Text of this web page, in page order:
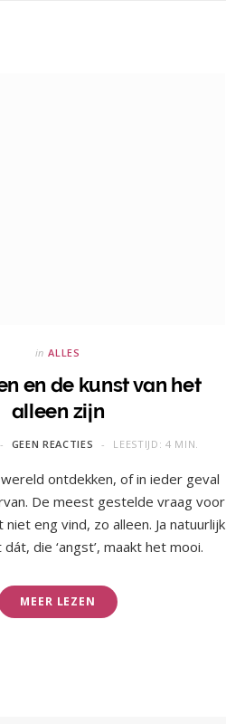
in ALLES
en de kunst van het
alleen zijn
GEEN REACTIES LEESTIJD: 4 MIN.
ontdekken, of in ieder geval
De meest gestelde vraag voor
eng vind, zo alleen. Ja natuurlijk
die ‘angst’, maakt het mooi.
MEER LEZEN